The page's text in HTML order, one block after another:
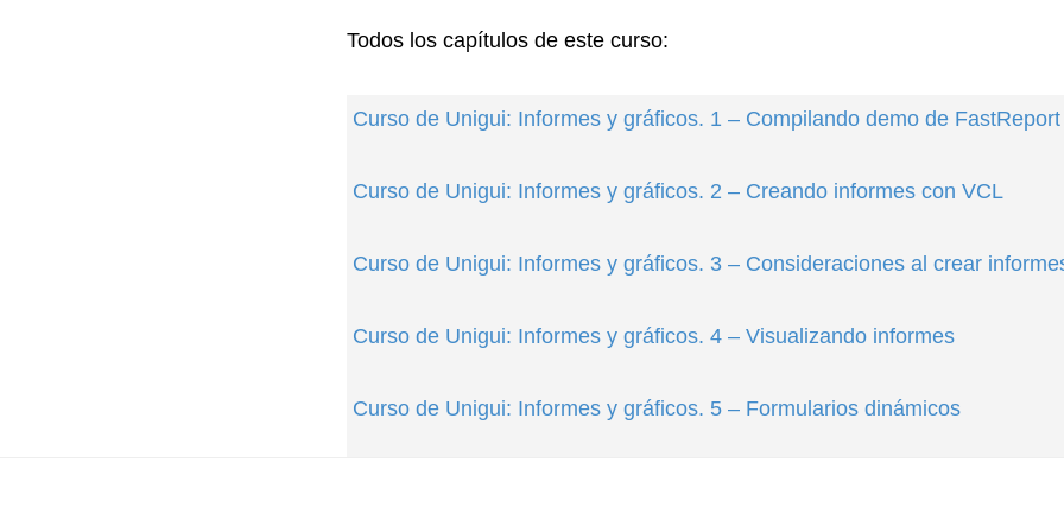
Todos los capítulos de este curso:
Curso de Unigui: Informes y gráficos. 1 – Compilando demo de FastReport
Curso de Unigui: Informes y gráficos. 2 – Creando informes con VCL
Curso de Unigui: Informes y gráficos. 3 – Consideraciones al crear
Curso de Unigui: Informes y gráficos. 4 – Visualizando informes
Curso de Unigui: Informes y gráficos. 5 – Formularios dinámicos